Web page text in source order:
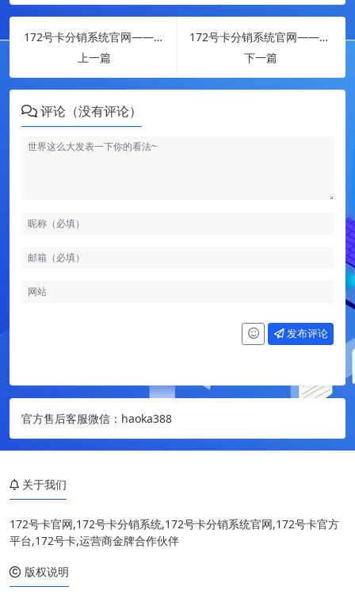
172号卡分销系统官网——电信广东专属卡
上一篇
172号卡分销系统官网——湖北电信沧龙卡
下一篇
评论（没有评论）
发布评论
官方售后客服微信：haoka388
关于我们
172号卡官网,172号卡分销系统,172号卡分销系统官网,172号卡官方
平台,172号卡,运营商金牌合作伙伴
版权说明